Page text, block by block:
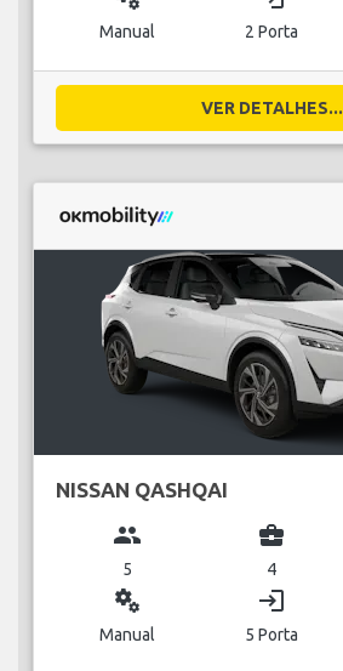
Manual 2 Porta
VER DETALHES...
NISSAN QASHQAI
group
5
business_center
4
miscellaneous_services
Manual
login
5 Porta